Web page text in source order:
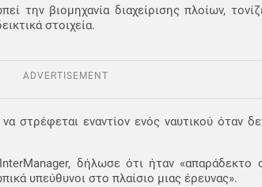
την βιομηχανία διαχείρισης πλοίων,
στοιχεία.
ADVERTISEMENT
στρέφεται εναντίον ενός ναυτικού όταν
δήλωσε ότι ήταν «απαράδεκτο
υπεύθυνοι στο πλαίσιο μιας έρευνας».